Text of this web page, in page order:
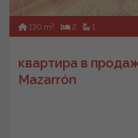
130 m2 2 1
квартира в
Mazarrón